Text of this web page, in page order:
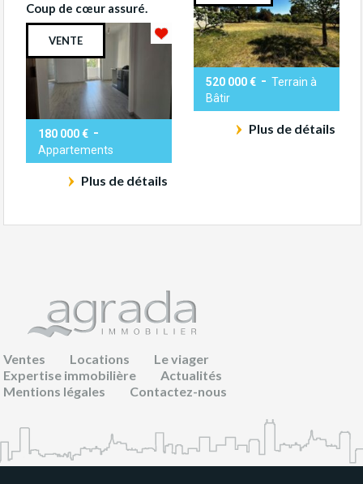
Coup de cœur assuré.
VENTE
180 000 € -
Appartements
Plus de détails
520 000 € - Terrain à
Bâtir
Plus de détails
Ventes Locations
Le viager
Expertise immobilière
Actualités
Mentions légales
Contactez-nous